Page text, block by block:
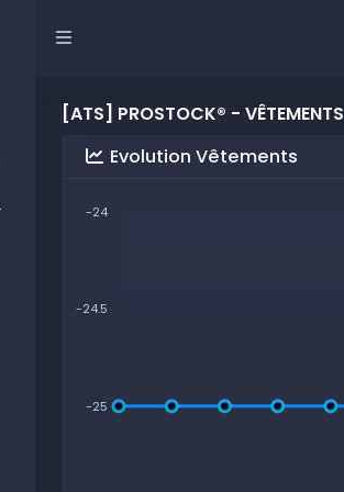
[ATS] PROSTOCK® - VÊTEMENTS
Evolution Vêtements
-24
-24.5
-25